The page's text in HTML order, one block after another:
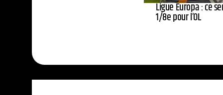
Ligue Europa : ce
1/8e pour l’OL